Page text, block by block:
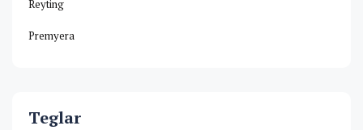
Reyting
Premyera
Teglar